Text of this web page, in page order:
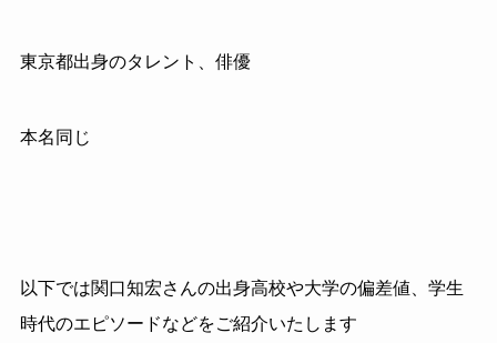
東京都出身のタレント、俳優
本名同じ
以下では関口知宏さんの出身高校や大学の偏差値、学生
時代のエピソードなどをご紹介いたします